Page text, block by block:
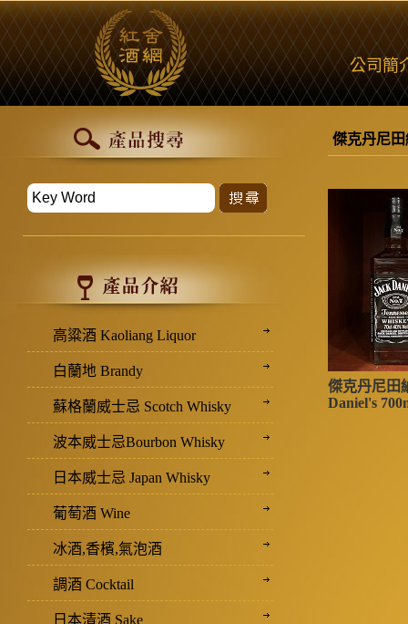
公司簡
高粱酒 Kaoliang Liquor
白蘭地 Brandy
蘇格蘭威士忌 Scotch Whisky
波本威士忌Bourbon Whisky
日本威士忌 Japan Whisky
葡萄酒 Wine
冰酒,香檳,氣泡酒
調酒 Cocktail
日本清酒 Sake
傑克丹尼
傑克丹尼田
Daniel's